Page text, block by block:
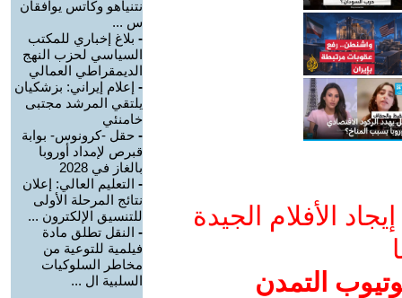
الأفلام الجيدة
التمدن
نتنياهو وكاتس يوافقان
س ...
- بلاغ إخباري للمكتب
السياسي لحزب النهج
الديمقراطي العمالي
- إعلام إيراني: بزشكيان
يلتقي المرشد مجتبى
خامنئي
- حقل -كرونوس- بوابة
قبرص لإمداد أوروبا
بالغاز في 2028
- التعليم العالي: إعلان
نتائج المرحلة الأولى
للتنسيق الإلكترون ...
- النقل تطلق مادة
فيلمية للتوعية من
مخاطر السلوكيات
السلبية ال ...